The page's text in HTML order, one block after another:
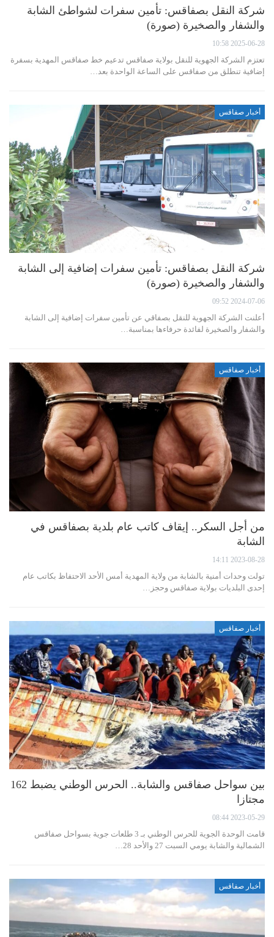
شركة النقل بصفاقس: تأمين سفرات لشواطئ الشابة
والشفار والصخيرة (صورة)
2025-06-28 10:58
تعتزم الشركة الجهوية للنقل بولاية صفاقس تدعيم خط صفاقس المهدية بسفرة
إضافية تنطلق من صفاقس على الساعة الواحدة بعد…
أخبار صفاقس
شركة النقل بصفاقس: تأمين سفرات إضافية إلى الشابة
والشفار والصخيرة (صورة)
2024-07-06 09:52
أعلنت الشركة الجهوية للنقل بصفاقي عن تأمين سفرات إضافية إلى الشابة
والشفار والصخيرة لفائدة حرفاءها بمناسبة…
أخبار صفاقس
من أجل السكر.. إيقاف كاتب عام بلدية بصفاقس في
الشابة
2023-08-28 14:11
تولت وحدات أمنية بالشابة من ولاية المهدية أمس الأحد الاحتفاظ بكاتب عام
إحدى البلديات بولاية صفاقس وحجز…
أخبار صفاقس
بين سواحل صفاقس والشابة.. الحرس الوطني يضبط 162
مجتازا
2023-05-29 08:44
قامت الوحدة الجوية للحرس الوطني بـ 3 طلعات جوية بسواحل صفاقس
الشمالية والشابة يومي السبت 27 والأحد 28…
أخبار صفاقس